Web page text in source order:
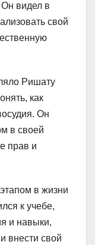
Он видел в
свой
Ришату
как
Он
в своей
прав и
в жизни
к учебе,
и навыки,
внести свой